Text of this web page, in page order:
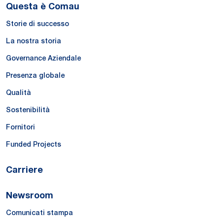
Questa è Comau
Storie di successo
La nostra storia
Governance Aziendale
Presenza globale
Qualità
Sostenibilità
Fornitori
Funded Projects
Carriere
Newsroom
Comunicati stampa